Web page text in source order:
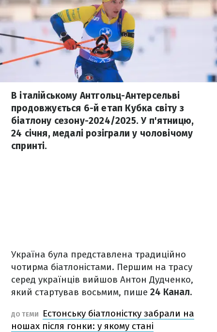
В італійському Антгольц-Антерсельві
продовжується 6-й етап Кубка світу з
біатлону сезону-2024/2025. У п'ятницю,
24 січня, медалі розіграли у чоловічому
спринті.
Україна була представлена традиційно
чотирма біатлоністами. Першим на трасу
серед українців вийшов Антон Дудченко,
який стартував восьмим, пише 24 Канал.
ДО ТЕМИ
Естонську біатлоністку забрали на
ношах після гонки: у якому стані